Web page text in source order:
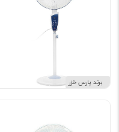
برند پارس خزر